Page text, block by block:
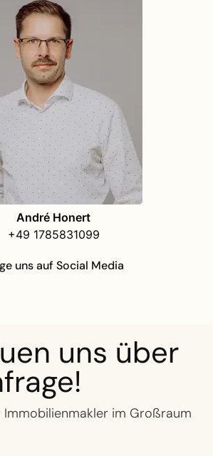
uns über
Immobilienmakler im Großraum
André Honert
+49 1785831099
uns auf Social Media